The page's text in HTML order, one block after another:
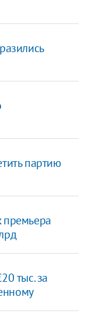
партию
премьера
тыс. за